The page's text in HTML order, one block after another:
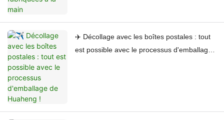
✈️ Décollage avec les boîtes postales : tout
est possible avec le processus d'emballage